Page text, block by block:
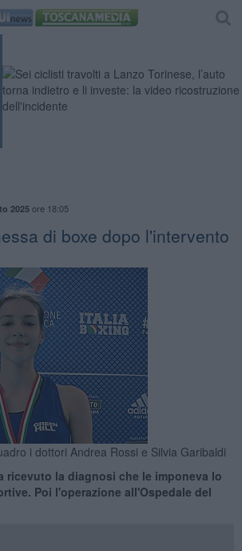
2025ore 18:05
di boxe dopo l'intervento
i dottori Andrea Rossi e Silvia Garibaldi
ricevuto la diagnosi che le imponeva lo
Poi l'operazione all'Ospedale del